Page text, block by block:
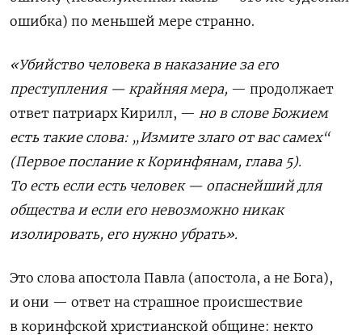
ошибка) по меньшей мере странно.
«Убийство человека в наказание за его
преступления — крайняя мера, — продолжает
ответ патриарх Кирилл, — но в слове Божием
есть такие слова: „Измите злаго от вас самех“
(Первое послание к Коринфянам, глава 5).
То есть если есть человек — опаснейший для
общества и если его невозможно никак
изолировать, его нужно убрать».
Это слова апостола Павла (апостола, а не Бога),
и они — ответ на страшное происшествие
в коринфской христианской общине: некто